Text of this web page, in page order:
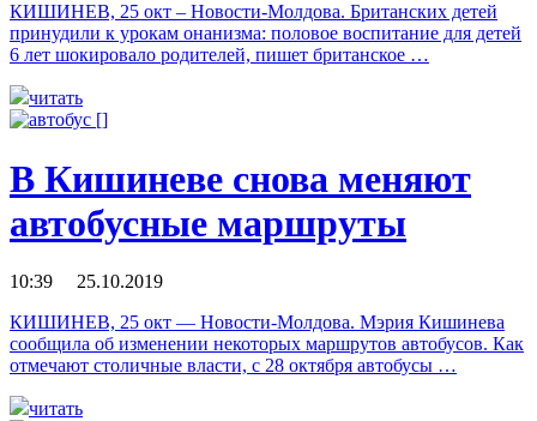
КИШИНЕВ, 25 окт – Новости-Молдова. Британских детей
принудили к урокам онанизма: половое воспитание для детей
6 лет шокировало родителей, пишет британское …
читать
В Кишиневе снова меняют
автобусные маршруты
10:39 25.10.2019
КИШИНЕВ, 25 окт — Новости-Молдова. Мэрия Кишинева
сообщила об изменении некоторых маршрутов автобусов. Как
отмечают столичные власти, с 28 октября автобусы …
читать